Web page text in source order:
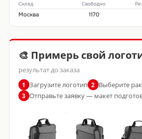
Склад Свободно
Москва 1170
🎨 Примерь свой
результат до заказа
1 Загрузите логотип 2 Выберите
3 Отправьте заявку — макет